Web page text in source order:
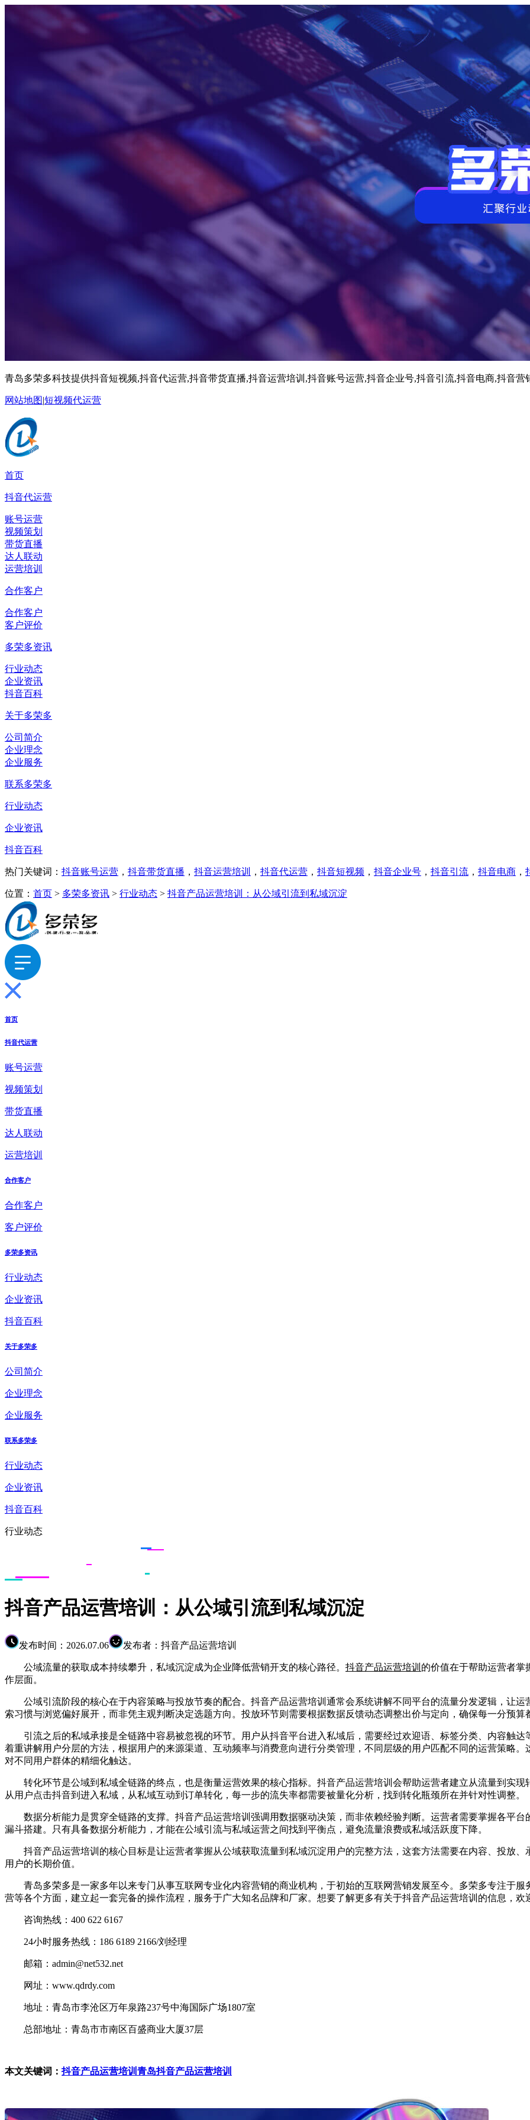
青岛多荣多科技提供抖音短视频,抖音代运营,抖音带货直播,抖音运营培训,抖音账号运营,抖音企业号,抖音引流,抖音电商,抖音营
网站地图|短视频代运营
首页
抖音代运营
账号运营
视频策划
带货直播
达人联动
运营培训
合作客户
合作客户
客户评价
多荣多资讯
行业动态
企业资讯
抖音百科
关于多荣多
公司简介
企业理念
企业服务
联系多荣多
行业动态
企业资讯
抖音百科
热门关键词： 抖音账号运营 ， 抖音带货直播 ， 抖音运营培训 ， 抖音代运营 ， 抖音短视频 ， 抖音企业号 ， 抖音引流 ， 抖音电商 ，
位置： 首页 > 多荣多资讯 > 行业动态 > 抖音产品运营培训：从公域引流到私域沉淀
首页
抖音代运营
账号运营
视频策划
带货直播
达人联动
运营培训
合作客户
合作客户
客户评价
多荣多资讯
行业动态
企业资讯
抖音百科
关于多荣多
公司简介
企业理念
企业服务
联系多荣多
行业动态
企业资讯
抖音百科
行业动态
抖音产品运营培训：从公域引流到私域沉淀
发布时间：2026.07.06 发布者：抖音产品运营培训
公域流量的获取成本持续攀升，私域沉淀成为企业降低营销开支的核心路径。 抖音产品运营培训 的价值在于帮助运营者掌
作层面。
公域引流阶段的核心在于内容策略与投放节奏的配合。抖音产品运营培训通常会系统讲解不同平台的流量分发逻辑，让运
索习惯与浏览偏好展开，而非凭主观判断决定选题方向。投放环节则需要根据数据反馈动态调整出价与定向，确保每一分预算
引流之后的私域承接是全链路中容易被忽视的环节。用户从抖音平台进入私域后，需要经过欢迎语、标签分类、内容触达
着重讲解用户分层的方法，根据用户的来源渠道、互动频率与消费意向进行分类管理，不同层级的用户匹配不同的运营策略
对不同用户群体的精细化触达。
转化环节是公域到私域全链路的终点，也是衡量运营效果的核心指标。抖音产品运营培训会帮助运营者建立从流量到实现
从用户点击抖音到进入私域，从私域互动到订单转化，每一步的流失率都需要被量化分析，找到转化瓶颈所在并针对性调整。
数据分析能力是贯穿全链路的支撑。抖音产品运营培训强调用数据驱动决策，而非依赖经验判断。运营者需要掌握各平台
漏斗搭建。只有具备数据分析能力，才能在公域引流与私域运营之间找到平衡点，避免流量浪费或私域活跃度下降。
抖音产品运营培训的核心目标是让运营者掌握从公域获取流量到私域沉淀用户的完整方法，这套方法需要在内容、投放、
用户的长期价值。
青岛多荣多是一家多年以来专门从事互联网专业化内容营销的商业机构，于初始的互联网营销发展至今。多荣多专注于服
营等各个方面，建立起一套完备的操作流程，服务于广大知名品牌和厂家。想要了解更多有关于抖音产品运营培训的信息，欢
咨询热线：400 622 6167
24小时服务热线：186 6189 2166/刘经理
邮箱：admin@net532.net
网址：www.qdrdy.com
地址：青岛市李沧区万年泉路237号中海国际广场1807室
总部地址：青岛市市南区百盛商业大厦37层
本文关键词：抖音产品运营培训 青岛抖音产品运营培训